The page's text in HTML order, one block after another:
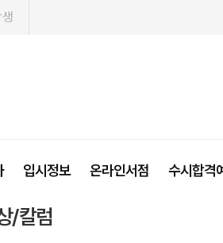
입시정보 온라인서점 수시합격
/칼럼